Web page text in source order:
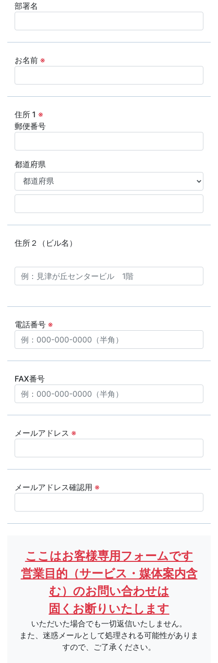
部署名
お名前 ※
住所 1 ※
郵便番号
都道府県
住所２（ビル名）
電話番号 ※
FAX番号
メールアドレス ※
メールアドレス確認用 ※
ここはお客様専用フォームです
営業目的（サービス・媒体案内含
む）のお問い合わせは
固くお断りいたします
いただいた場合でも一切返信いたしません。
また、迷惑メールとして処理される可能性がありま
すので、ご了承ください。